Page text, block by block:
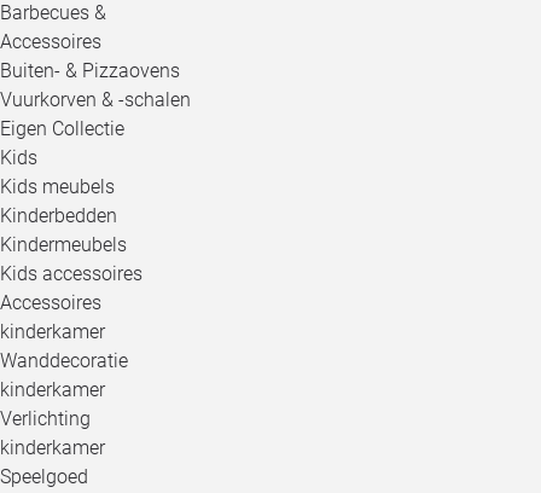
Barbecues &
Accessoires
Buiten- & Pizzaovens
Vuurkorven & -schalen
Eigen Collectie
Kids
Kids meubels
Kinderbedden
Kindermeubels
Kids accessoires
Accessoires
kinderkamer
Wanddecoratie
kinderkamer
Verlichting
kinderkamer
Speelgoed